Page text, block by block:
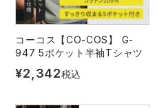
コーコス【CO-COS】 G-
947 5ポケット半袖Tシャツ
¥2,342税込